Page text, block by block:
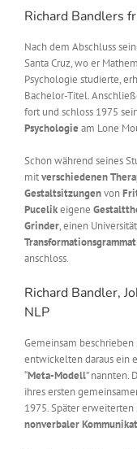
Richard Bandlers
Nach dem Abschluss
Santa Cruz, wo er
Psychologie studierte,
Bachelor-Titel.
fort und schloss 1975
Psychologie am Lone
Schon während seines
mitverschiedenen
Gestaltsitzungenvon
Pucelikeigene
Grinder, einen
anschloss.
Richard Bandler,
NLP
Gemeinsam beschrieben
entwickelten daraus ein
“Meta-Modell” nannten.
ihres ersten
1975. Später
nonverbaler